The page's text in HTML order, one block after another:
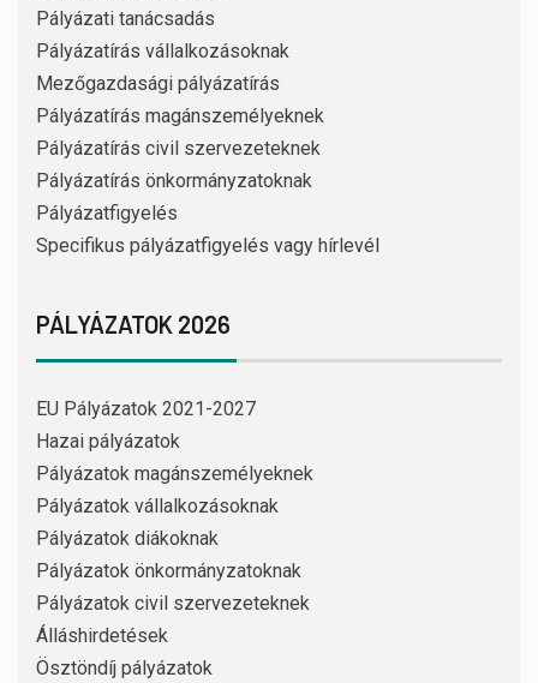
Pályázati tanácsadás
Pályázatírás vállalkozásoknak
Mezőgazdasági pályázatírás
Pályázatírás magánszemélyeknek
Pályázatírás civil szervezeteknek
Pályázatírás önkormányzatoknak
Pályázatfigyelés
Specifikus pályázatfigyelés vagy hírlevél
PÁLYÁZATOK 2026
EU Pályázatok 2021-2027
Hazai pályázatok
Pályázatok magánszemélyeknek
Pályázatok vállalkozásoknak
Pályázatok diákoknak
Pályázatok önkormányzatoknak
Pályázatok civil szervezeteknek
Álláshirdetések
Ösztöndíj pályázatok